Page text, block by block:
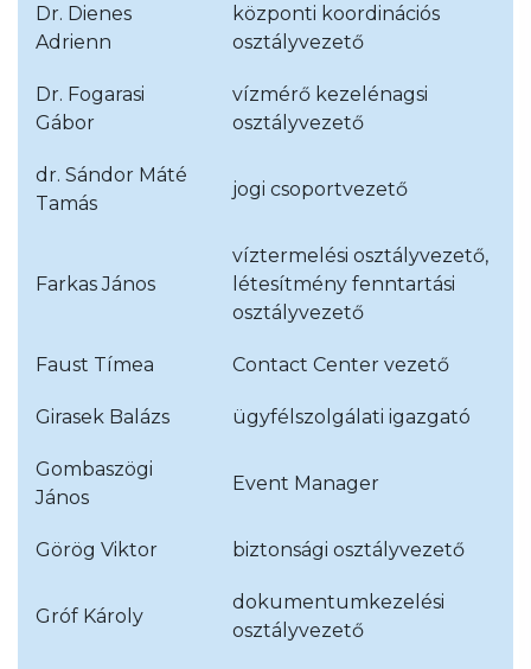
Dr. Dienes
Adrienn
központi koordinációs
osztályvezető
Dr. Fogarasi
Gábor
vízmérő kezelénagsi
osztályvezető
dr. Sándor Máté
Tamás
jogi csoportvezető
Farkas János
víztermelési osztályvezető,
létesítmény fenntartási
osztályvezető
Faust Tímea Contact Center vezető
Girasek Balázs ügyfélszolgálati igazgató
Gombaszögi
János
Event Manager
Görög Viktor biztonsági osztályvezető
Gróf Károly
dokumentumkezelési
osztályvezető